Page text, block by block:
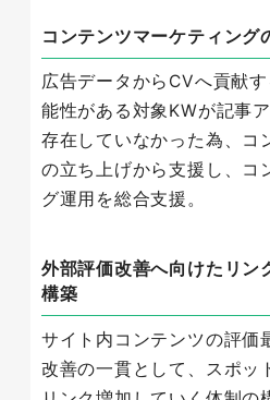
コンテンツマーケティング
広告データからCVへ貢献
能性がある対象KWが記事
存在していなかった為、コ
の立ち上げから支援し、コ
グ運用を総合支援。
外部評価改善へ向けたリン
構築
サイト内コンテンツの評価
改善の一貫として、スポッ